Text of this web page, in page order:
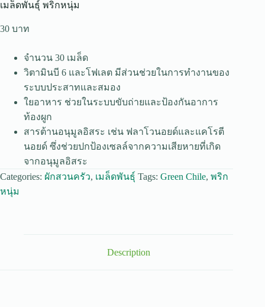
เมล็ดพันธุ์ พริกหนุ่ม
30
จำนวน 30 เมล็ด
วิตามินบี 6 และโฟเลต มีส่วนช่วยในการทำงานของ
ระบบประสาทและสมอง
ใยอาหาร ช่วยในระบบขับถ่ายและป้องกันอาการ
ท้องผูก
สารต้านอนุมูลอิสระ เช่น ฟลาโวนอยด์และแคโรตี
นอยด์ ซึ่งช่วยปกป้องเซลล์จากความเสียหายที่เกิด
จากอนุมูลอิสระ
Categories: ผักสวนครัว, เมล็ดพันธุ์ Tags: Green Chile, พริก
หนุ่ม
Description